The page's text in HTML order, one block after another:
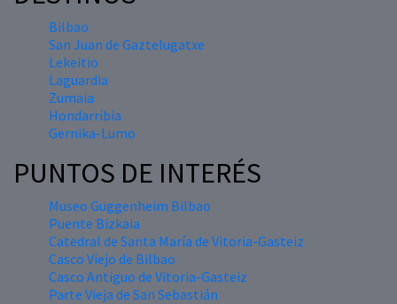
Bilbao
San Juan de Gaztelugatxe
Lekeitio
Laguardia
Zumaia
Hondarribia
Gernika-Lumo
PUNTOS DE INTERÉS
Museo Guggenheim Bilbao
Puente Bizkaia
Catedral de Santa María de Vitoria-Gasteiz
Casco Viejo de Bilbao
Casco Antiguo de Vitoria-Gasteiz
Parte Vieja de San Sebastián